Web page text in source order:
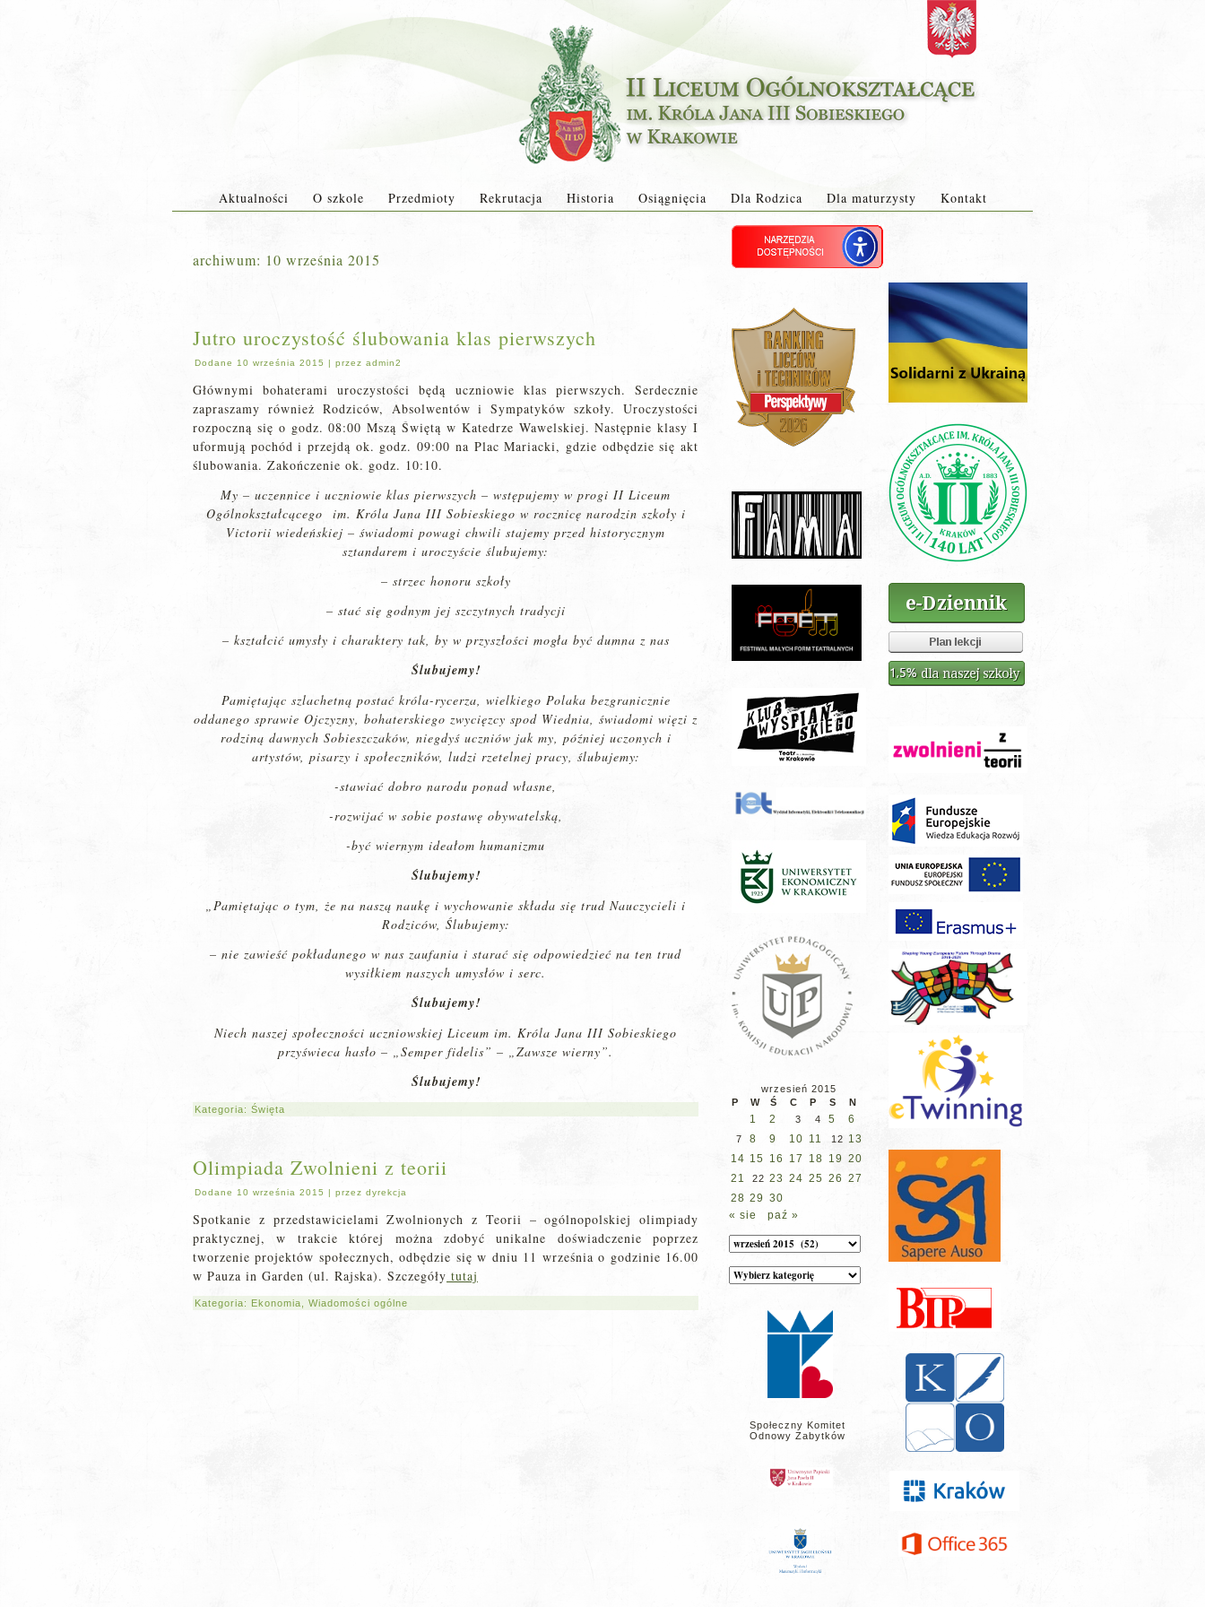
Aktualności O szkole Przedmioty Rekrutacja Historia Osiągnięcia Dla Rodzica Dla maturzysty Kontakt
archiwum: 10 września 2015
Jutro uroczystość ślubowania klas pierwszych
Dodane 10 września 2015 | przez admin2
Głównymi bohaterami uroczystości będą uczniowie klas pierwszych. Serdecznie
zapraszamy również Rodziców, Absolwentów i Sympatyków szkoły. Uroczystości
rozpoczną się o godz. 08:00 Mszą Świętą w Katedrze Wawelskiej. Następnie klasy I
uformują pochód i przejdą ok. godz. 09:00 na Plac Mariacki, gdzie odbędzie się akt
ślubowania. Zakończenie ok. godz. 10:10.
My – uczennice i uczniowie klas pierwszych – wstępujemy w progi II Liceum
Ogólnokształcącego im. Króla Jana III Sobieskiego w rocznicę narodzin szkoły i
Victorii wiedeńskiej – świadomi powagi chwili stajemy przed historycznym
sztandarem i uroczyście ślubujemy:
– strzec honoru szkoły
– stać się godnym jej szczytnych tradycji
– kształcić umysły i charaktery tak, by w przyszłości mogła być dumna z nas
Ślubujemy!
Pamiętając szlachetną postać króla-rycerza, wielkiego Polaka bezgranicznie
oddanego sprawie Ojczyzny, bohaterskiego zwycięzcy spod Wiednia, świadomi więzi z
rodziną dawnych Sobieszczaków, niegdyś uczniów jak my, później uczonych i
artystów, pisarzy i społeczników, ludzi rzetelnej pracy, ślubujemy:
-stawiać dobro narodu ponad własne,
-rozwijać w sobie postawę obywatelską,
-być wiernym ideałom humanizmu
Ślubujemy!
„Pamiętając o tym, że na naszą naukę i wychowanie składa się trud Nauczycieli i
Rodziców, Ślubujemy:
– nie zawieść pokładanego w nas zaufania i starać się odpowiedzieć na ten trud
wysiłkiem naszych umysłów i serc.
Ślubujemy!
Niech naszej społeczności uczniowskiej Liceum im. Króla Jana III Sobieskiego
przyświeca hasło – „Semper fidelis” – „Zawsze wierny”.
Ślubujemy!
Kategoria: Święta
Olimpiada Zwolnieni z teorii
Dodane 10 września 2015 | przez dyrekcja
Spotkanie z przedstawicielami Zwolnionych z Teorii – ogólnopolskiej olimpiady
praktycznej, w trakcie której można zdobyć unikalne doświadczenie poprzez
tworzenie projektów społecznych, odbędzie się w dniu 11 września o godzinie 16.00
w Pauza in Garden (ul. Rajska). Szczegóły tutaj
Kategoria: Ekonomia Wiadomości ogólne
wrzesień 2015
P
W Ś C P S N
1 2 3 4 5 6
7 8 9 10 11 12 13
14 15 16 17 18 19 20
21
22 23 24 25 26 27
28 29 30
« sie
paź »
Archiwum
Kategorie
wpisów
Społeczny Komitet
Odnowy Zabytków